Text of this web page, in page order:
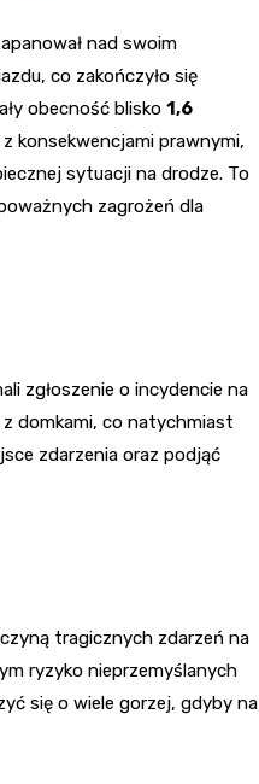
nad swoim
co zakończyło się
obecność blisko 1,6
konsekwencjami prawnymi,
sytuacji na drodze. To
zagrożeń dla
zgłoszenie o incydencie na
z domkami, co natychmiast
zdarzenia oraz podjąć
tragicznych zdarzeń na
ryzyko nieprzemyślanych
się o wiele gorzej, gdyby na